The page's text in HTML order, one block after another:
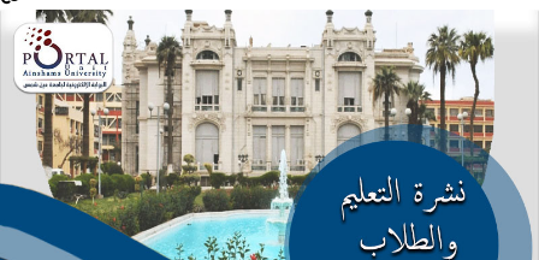
شخصيات بارزة
أخبار الجامعة في الصحافة
إعرف جامعتك
مجلة الجامعة
الجامعة في الإعلام
خدمات إعلامية
Close